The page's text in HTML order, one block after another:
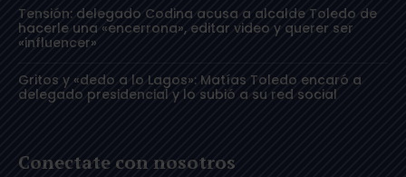
Tensión: delegado Codina acusa a alcalde Toledo de
hacerle una «encerrona», editar video y querer ser
«influencer»
Gritos y «dedo a lo Lagos»: Matías Toledo encaró a
delegado presidencial y lo subió a su red social
Conectate con nosotros